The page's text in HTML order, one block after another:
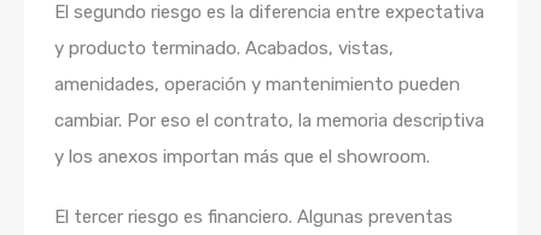
El segundo riesgo es la diferencia entre expectativa
y producto terminado. Acabados, vistas,
amenidades, operación y mantenimiento pueden
cambiar. Por eso el contrato, la memoria descriptiva
y los anexos importan más que el showroom.
El tercer riesgo es financiero. Algunas preventas